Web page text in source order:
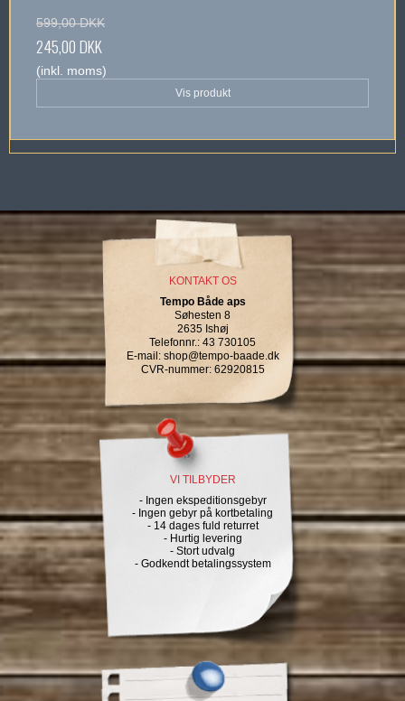
599,00 DKK
245,00 DKK
(inkl. moms)
Vis produkt
KONTAKT OS
Tempo Både aps
Søhesten 8
2635 Ishøj
Telefonnr.: 43 730105
E-mail : shop@tempo-baade.dk
CVR-nummer:62920815
VI TILBYDER
- Ingen ekspeditionsgebyr
- Ingen gebyr på kortbetaling
- 14 dages fuld returret
- Hurtig levering
- Stort udvalg
- Godkendt betalingssystem